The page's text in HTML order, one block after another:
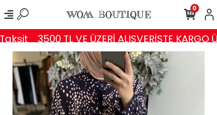
3500 TL VE ÜZERİ ALIŞVERİŞTE KARGO
0